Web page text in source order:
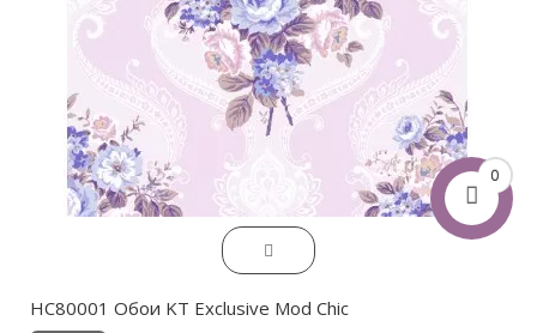
0
HC80001 Обои KT Exclusive Mod Chic